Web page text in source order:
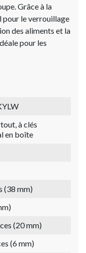
Grâce à la
pour le verrouillage
des aliments et la
pour les
à clés
en boîte
(38 mm)
(20 mm)
(6 mm)